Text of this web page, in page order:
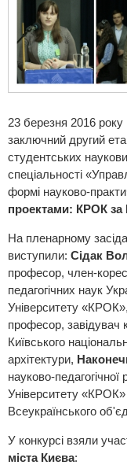
23 березня 2016 року
заключний другий
студентських
спеціальності
формі науково-
проектами: КРОК
На пленарному
виступили: Сідак
професор, член-
педагогічних наук
Університету «КРОК»,
професор, завідувач
Київського
архітектури,
науково-
Університету «КРОК»
Всеукраїнського
У конкурсі взяли
міста Києва: